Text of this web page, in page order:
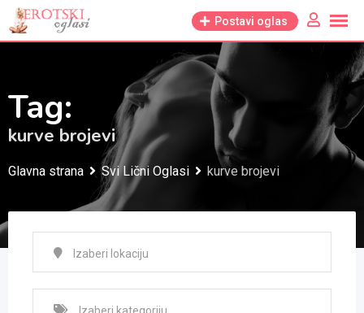
Skip
to
Postavi oglas
Tag:
kurve brojevi
Glavna strana Svi Lični Oglasi kurve brojevi